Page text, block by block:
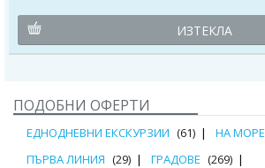
ИЗТЕКЛА
ПОДОБНИ ОФЕРТИ
ЕДНОДНЕВНИ ЕКСКУРЗИИ (61) НА МОРЕ
ПЪРВА ЛИНИЯ (29) ГРАДОВЕ (269)